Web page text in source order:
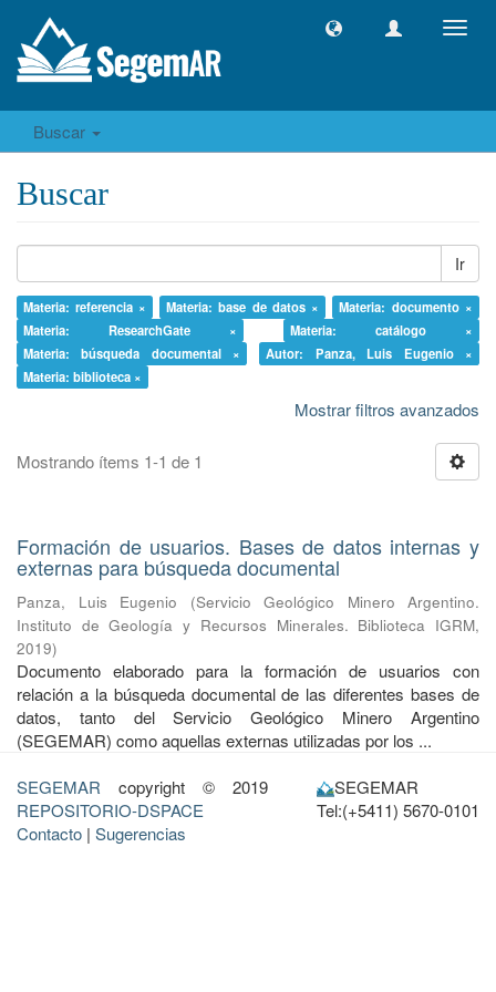
Buscar
Buscar
Ir
Materia: referencia × Materia: base de datos ×
Materia: documento ×
Materia: ResearchGate ×
Materia: catálogo ×
Materia: búsqueda documental ×
Autor: Panza, Luis Eugenio ×
Materia: biblioteca ×
Mostrar filtros avanzados
Mostrando ítems 1-1 de 1
Formación de usuarios. Bases de datos internas y
externas para búsqueda documental
Panza, Luis Eugenio (Servicio Geológico Minero Argentino.
Instituto de Geología y Recursos Minerales. Biblioteca IGRM,
2019)
Documento elaborado para la formación de usuarios con
relación a la búsqueda documental de las diferentes bases de
datos, tanto del Servicio Geológico Minero Argentino
(SEGEMAR) como aquellas externas utilizadas por los ...
SEGEMAR copyright © 2019
REPOSITORIO-DSPACE
Contacto | Sugerencias
SEGEMAR
Tel:(+5411) 5670-0101